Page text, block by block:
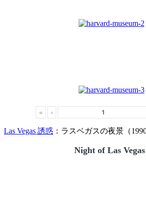
« ‹
Las Vegas 誘惑 ：ラスベガスの夜景（
Night of Las Vegas